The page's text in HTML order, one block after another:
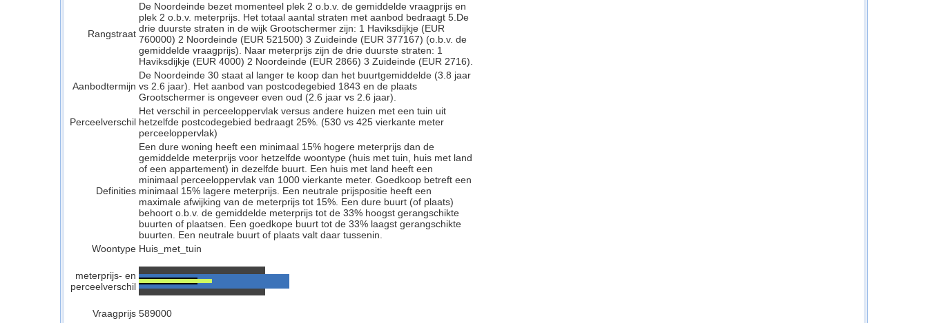
Rangstraat
De Noordeinde bezet momenteel plek 2 o.b.v. de gemiddelde vraagprijs en
plek 2 o.b.v. meterprijs. Het totaal aantal straten met aanbod bedraagt 5.De
drie duurste straten in de wijk Grootschermer zijn: 1 Haviksdijkje (EUR
760000) 2 Noordeinde (EUR 521500) 3 Zuideinde (EUR 377167) (o.b.v. de
gemiddelde vraagprijs). Naar meterprijs zijn de drie duurste straten: 1
Haviksdijkje (EUR 4000) 2 Noordeinde (EUR 2866) 3 Zuideinde (EUR 2716).
Aanbodtermijn
De Noordeinde 30 staat al langer te koop dan het buurtgemiddelde (3.8 jaar
vs 2.6 jaar). Het aanbod van postcodegebied 1843 en de plaats
Grootschermer is ongeveer even oud (2.6 jaar vs 2.6 jaar).
Perceelverschil
Het verschil in perceeloppervlak versus andere huizen met een tuin uit
hetzelfde postcodegebied bedraagt 25%. (530 vs 425 vierkante meter
perceeloppervlak)
Definities
Een dure woning heeft een minimaal 15% hogere meterprijs dan de
gemiddelde meterprijs voor hetzelfde woontype (huis met tuin, huis met land
of een appartement) in dezelfde buurt. Een huis met land heeft een
minimaal perceeloppervlak van 1000 vierkante meter. Goedkoop betreft een
minimaal 15% lagere meterprijs. Een neutrale prijspositie heeft een
maximale afwijking van de meterprijs tot 15%. Een dure buurt (of plaats)
behoort o.b.v. de gemiddelde meterprijs tot de 33% hoogst gerangschikte
buurten of plaatsen. Een goedkope buurt tot de 33% laagst gerangschikte
buurten. Een neutrale buurt of plaats valt daar tussenin.
Woontype Huis_met_tuin
meterprijs- en
perceelverschil
Vraagprijs 589000